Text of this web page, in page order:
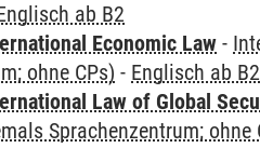
ab B2
Economic Law -
ohne CPs) - Englisch ab B2
Law of Global
Sprachenzentrum; ohne